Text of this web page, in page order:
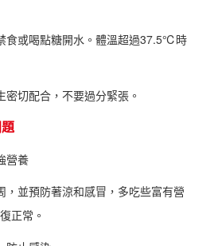
食或喝點糖開水。體溫超過37.5℃時
密切配合，不要過分緊張。
營養
，並預防著涼和感冒，多吃些富有營
正常。